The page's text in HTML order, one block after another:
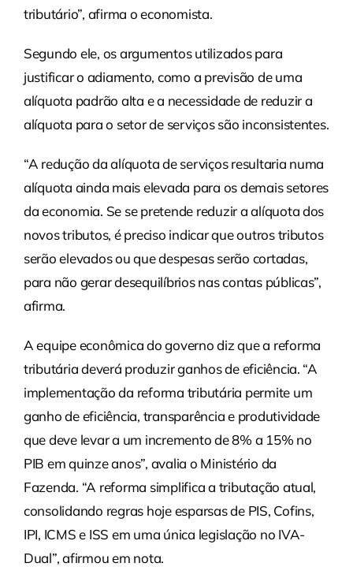
tributário”, afirma o economista.
Segundo ele, os argumentos utilizados para
justificar o adiamento, como a previsão de uma
alíquota padrão alta e a necessidade de reduzir a
alíquota para o setor de serviços são inconsistentes.
“A redução da alíquota de serviços resultaria numa
alíquota ainda mais elevada para os demais setores
da economia. Se se pretende reduzir a alíquota dos
novos tributos, é preciso indicar que outros tributos
serão elevados ou que despesas serão cortadas,
para não gerar desequilíbrios nas contas públicas”,
afirma.
A equipe econômica do governo diz que a reforma
tributária deverá produzir ganhos de eficiência. “A
implementação da reforma tributária permite um
ganho de eficiência, transparência e produtividade
que deve levar a um incremento de 8% a 15% no
PIB em quinze anos”, avalia o Ministério da
Fazenda. “A reforma simplifica a tributação atual,
consolidando regras hoje esparsas de PIS, Cofins,
IPI, ICMS e ISS em uma única legislação no IVA-
Dual”, afirmou em nota.